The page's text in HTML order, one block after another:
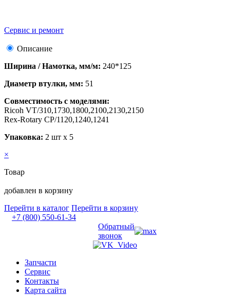
Сервис и ремонт
Описание
Ширина / Намотка, мм/м: 240*125
Диаметр втулки, мм: 51
Совместимость с моделями:
Ricoh VT/310,1730,1800,2100,2130,2150
Rex-Rotary CP/1120,1240,1241
Упаковка: 2 шт х 5
×
Товар
добавлен в корзину
Перейти в каталог Перейти в корзину
+7 (800) 550-61-34
Обратный
звонок
Запчасти
Сервис
Контакты
Карта сайта